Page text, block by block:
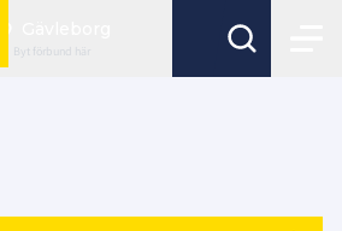
Byt förbund här